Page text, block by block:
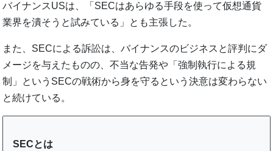
バイナンスUSは、「SECはあらゆる手段を使って仮想通貨
業界を潰そうと試みている」とも主張した。
また、SECによる訴訟は、バイナンスのビジネスと評判にダ
メージを与えたものの、不当な告発や「強制執行による規
制」というSECの戦術から身を守るという決意は変わらない
と続けている。
SECとは